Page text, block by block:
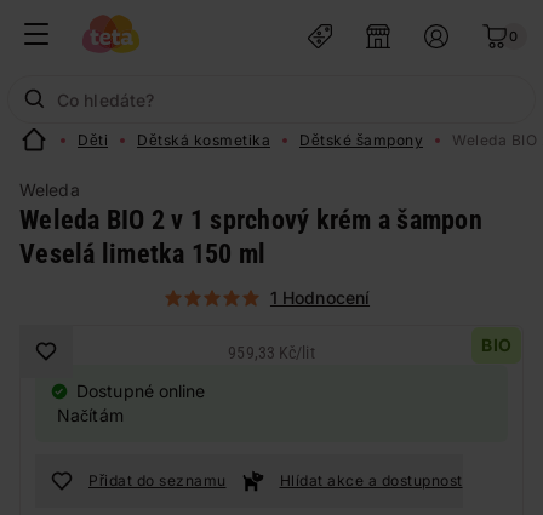
0
Děti Dětská kosmetika Dětské šampony Weleda
Weleda
Weleda BIO 2 v 1 sprchový krém a šampon
Veselá limetka 150 ml
1 Hodnocení
BIO
959,33 Kč/ lit
Dostupné online
Načítám
Přidat do seznamu Hlídat akce a dostupnost